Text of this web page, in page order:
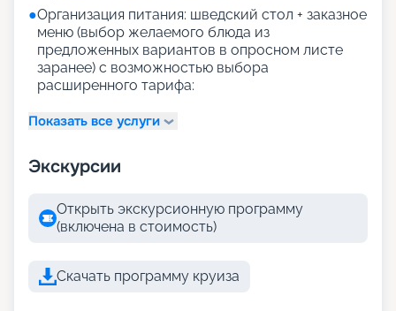
●Организация питания: шведский стол + заказное
меню (выбор желаемого блюда из
предложенных вариантов в опросном листе
заранее) с возможностью выбора
расширенного тарифа:
Показать все услуги
Экскурсии
Открыть экскурсионную программу
(включена в стоимость)
Скачать программу круиза